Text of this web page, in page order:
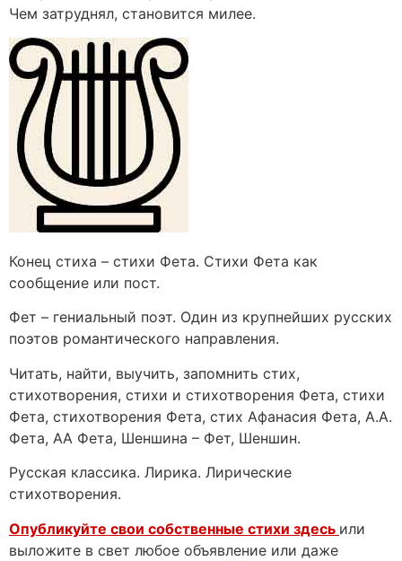
Чем затруднял, становится милее.
Конец стиха – стихи Фета. Стихи Фета как
сообщение или пост.
Фет – гениальный поэт. Один из крупнейших русских
поэтов романтического направления.
Читать, найти, выучить, запомнить стих,
стихотворения, стихи и стихотворения Фета, стихи
Фета, стихотворения Фета, стих Афанасия Фета, А.А.
Фета, АА Фета, Шеншина – Фет, Шеншин.
Русская классика. Лирика. Лирические
стихотворения.
Опубликуйте свои собственные стихи здесь или
выложите в свет любое объявление или даже